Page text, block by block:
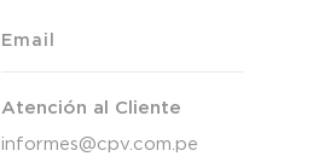
Email
Atención al Cliente
informes@cpv.com.pe